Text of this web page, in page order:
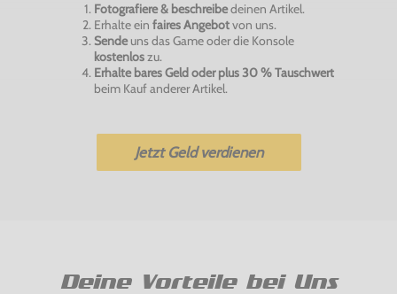
Fotografiere & beschreibedeinen Artikel.
Erhalte ein faires Angebotvon uns.
Sendeuns das Game oder die Konsole
kostenloszu.
Erhalte bares Geld oder plus 30 % Tauschwert
beim Kauf anderer Artikel.
Jetzt Geld verdienen
Deine Vorteile bei Uns